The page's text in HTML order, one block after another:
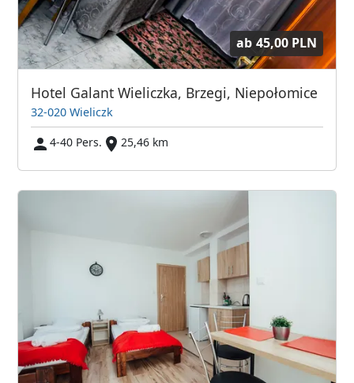
ab 45,00 PLN
Hotel Galant Wieliczka, Brzegi, Niepołomice
32-020 Wieliczk
4-40 Pers.
25,46 km